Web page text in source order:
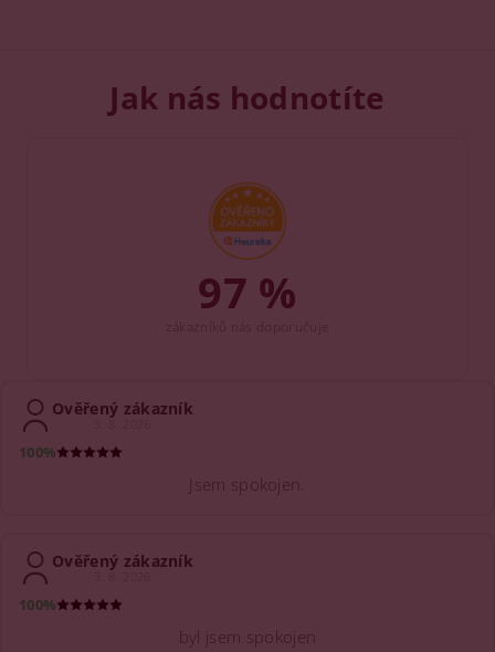
Jak nás hodnotíte
97 %
Ověřený zákazník
100%
Jsem spokojen.
Ověřený zákazník
100%
byl jsem spokojen